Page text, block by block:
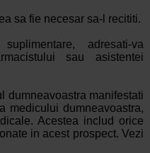
sa fie necesar sa-l recititi.
adresati-va
sau asistentei
dumneavoastra manifestati
medicului dumneavoastra,
Acestea includ orice
in acest prospect. Vezi